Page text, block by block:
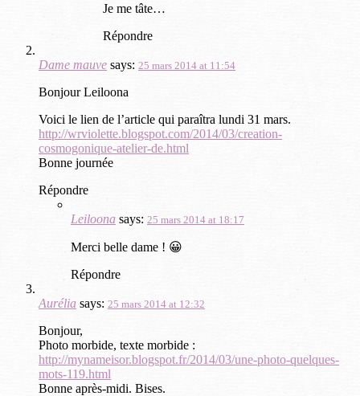
Je me tâte…
Répondre
Dame mauve says: 25 mars 2014 at 11:54
Bonjour Leiloona
Voici le lien de l’article qui paraîtra lundi 31 mars.
http://wrviolette.blogspot.com/2014/03/creation-
cosmogonique-atelier-de.html
Bonne journée
Répondre
Leiloona says: 25 mars 2014 at 18:17
Merci belle dame ! 😀
Répondre
Aurélia says: 25 mars 2014 at 12:32
Bonjour,
Photo morbide, texte morbide :
http://mynameisor.blogspot.fr/2014/03/une-photo-quelques-
mots-119.html
Bonne après-midi. Bises.